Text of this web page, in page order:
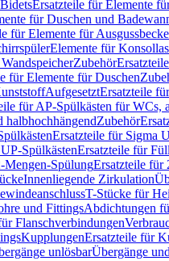
Ersatzteile für Elemente
für Duschen und
für Elemente für
Elemente für
Zubehör
für Elemente für Duschen
AufgesetztErsatzteile
für AP-Spülkästen für WCs,
halbhochhängendZubehör
Ersatzteile für Sigma
SpülkästenErsatzteile für
Mengen-SpülungErsatzteile für
Innenliegende Zirkulation
T-Stücke für
und FittingsAbdichtungen
Flanschverbindungen
KupplungenErsatzteile für
unlösbarÜbergänge